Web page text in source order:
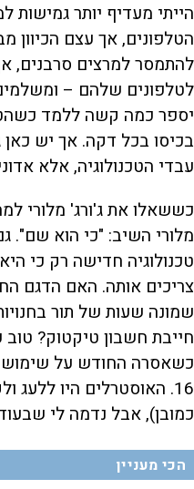
הייתי מעדיף יותר גמישות
הטלפונים, אך עצם הכיוון
להתמסר למרצים סרבנים,
לטלפונים שלהם –
יספר כמה קשה ללמד
בכיסו בכל דקה. אך יש כאן
עבדי הטכנולוגיה, אלא
כששאלו את ג'ורג' מלורי
מלורי השיב: "כי הוא שם".
טכנולוגיה חדישה רק כי
צריכים אותה. האם הדגם
חייבת חשבון טיקטוק?
כשאסרה החודש על שימוש
16. האוסטרלים היו
כמובן), אבל נדמה לי
הכי מעניין